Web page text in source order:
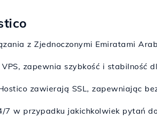
z Zjednoczonymi Emiratami
zapewnia szybkość i stabilność
zawierają SSL, zapewniając
7 w przypadku jakichkolwiek pytań